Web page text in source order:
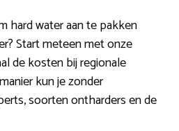
hard water aan te pakken
Start meteen met onze
de kosten bij regionale
kun je zonder
soorten ontharders en de